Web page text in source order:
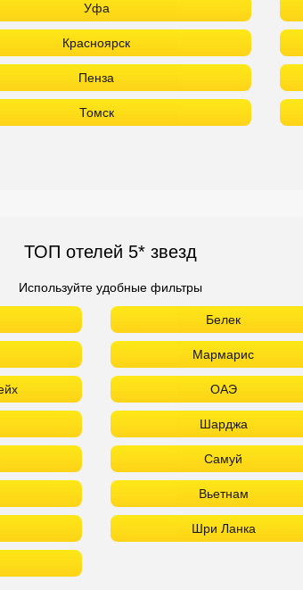
Уфа
Красноярск
Пенза
Томск
ТОП отелей 5* звезд
Используйте удобные фильтры
Белек
Мармарис
ОАЭ
Шарджа
Самуй
Вьетнам
Шри Ланка